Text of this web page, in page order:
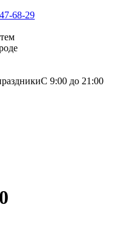
68-29
C 9:00 до 21:00